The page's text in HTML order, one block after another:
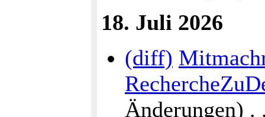
18. Juli 2026
(diff)
Änderungen)